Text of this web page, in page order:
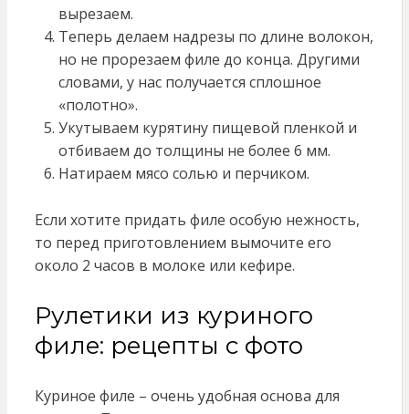
вырезаем.
Теперь делаем надрезы по длине волокон,
но не прорезаем филе до конца. Другими
словами, у нас получается сплошное
«полотно».
Укутываем курятину пищевой пленкой и
отбиваем до толщины не более 6 мм.
Натираем мясо солью и перчиком.
Если хотите придать филе особую нежность,
то перед приготовлением вымочите его
около 2 часов в молоке или кефире.
Рулетики из куриного
филе: рецепты с фото
Куриное филе – очень удобная основа для